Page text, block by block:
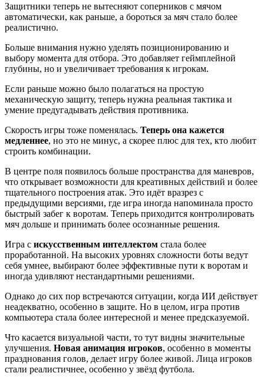
Защитники теперь не вытесняют соперников с мячом
автоматически, как раньше, а бороться за мяч стало более
реалистично.
Больше внимания нужно уделять позиционированию и
выбору момента для отбора. Это добавляет геймплейной
глубины, но и увеличивает требования к игрокам.
Если раньше можно было полагаться на простую
механическую защиту, теперь нужна реальная тактика и
умение предугадывать действия противника.
Скорость игры тоже поменялась. Теперь она кажется
медленнее, но это не минус, а скорее плюс для тех, кто любит
строить комбинации.
В центре поля появилось больше пространства для маневров,
что открывает возможности для креативных действий и более
тщательного построения атак. Это идёт вразрез с
предыдущими версиями, где игра иногда напоминала просто
быстрый забег к воротам. Теперь приходится контролировать
мяч дольше и принимать более осознанные решения.
Игра с искусственным интеллектом стала более
проработанной. На высоких уровнях сложности боты ведут
себя умнее, выбирают более эффективные пути к воротам и
иногда удивляют нестандартными решениями.
Однако до сих пор встречаются ситуации, когда ИИ действует
неадекватно, особенно в защите. Но в целом, игра против
компьютера стала более интересной и менее предсказуемой.
Что касается визуальной части, то тут видны значительные
улучшения. Новая анимация игроков, особенно в моменты
празднования голов, делает игру более живой. Лица игроков
стали реалистичнее, особенно у звёзд футбола.